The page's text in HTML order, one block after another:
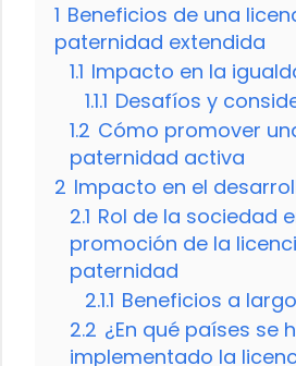
1 Beneficios de una
paternidad extendida
1.1 Impacto en la
1.1.1 Desafíos y
1.2 Cómo promover
paternidad activa
2 Impacto en el
2.1 Rol de la sociedad
promoción de la
paternidad
2.1.1 Beneficios a
2.2 ¿En qué países se
implementado la